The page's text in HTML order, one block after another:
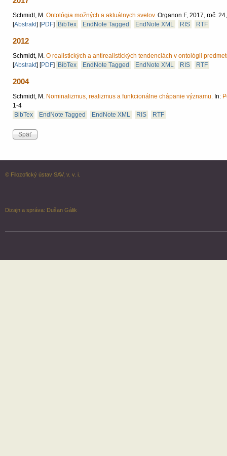
Schmidt, M. Ontológia možných a aktuálnych svetov. Organon F, 2017, roč.
[Abstrakt] [PDF] BibTex EndNote Tagged EndNote XML RIS RTF
2012
Schmidt, M. O realistických a antirealistických tendenciách v ontológii
[Abstrakt] [PDF] BibTex EndNote Tagged EndNote XML RIS RTF
2004
Schmidt, M. Nominalizmus, realizmus a funkcionálne chápanie významu. In:
1-4
BibTex
EndNote Tagged EndNote XML RIS RTF
© Filozofický ústav SAV, v. v. i.
Dizajn a správa: Dušan Gálik